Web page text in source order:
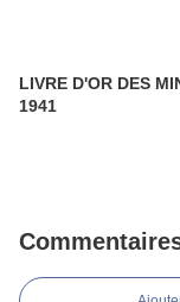
LIVRE D'OR DES
1941